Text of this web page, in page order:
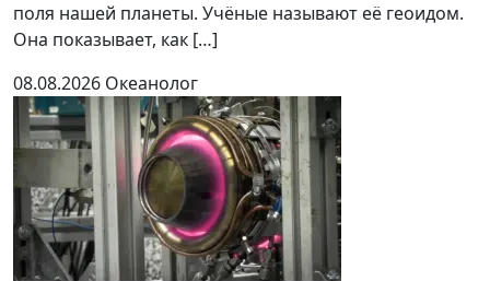
поля нашей планеты. Учёные называют её геоидом.
Она показывает, как […]
08.08.2026 Океанолог